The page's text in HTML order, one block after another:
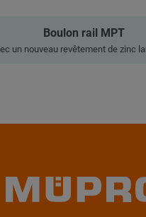
Boulon rail MPT
un nouveau revêtement de zinc